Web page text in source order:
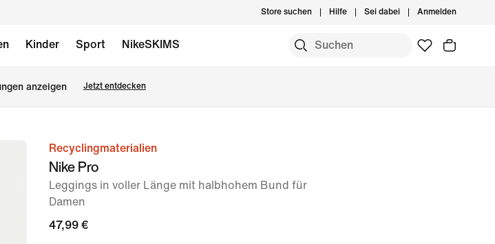
Store suchen Hilfe Sei dabei Anmelden
Kinder Sport NikeSKIMS
anzeigen Jetzt entdecken
Bild 1Recyclingmaterialien
Nike Pro
Leggings in voller Länge mit halbhohem Bund für
Damen
47,99 €